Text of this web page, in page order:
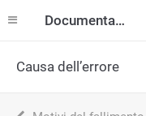
Documentazione
Causa dell’errore